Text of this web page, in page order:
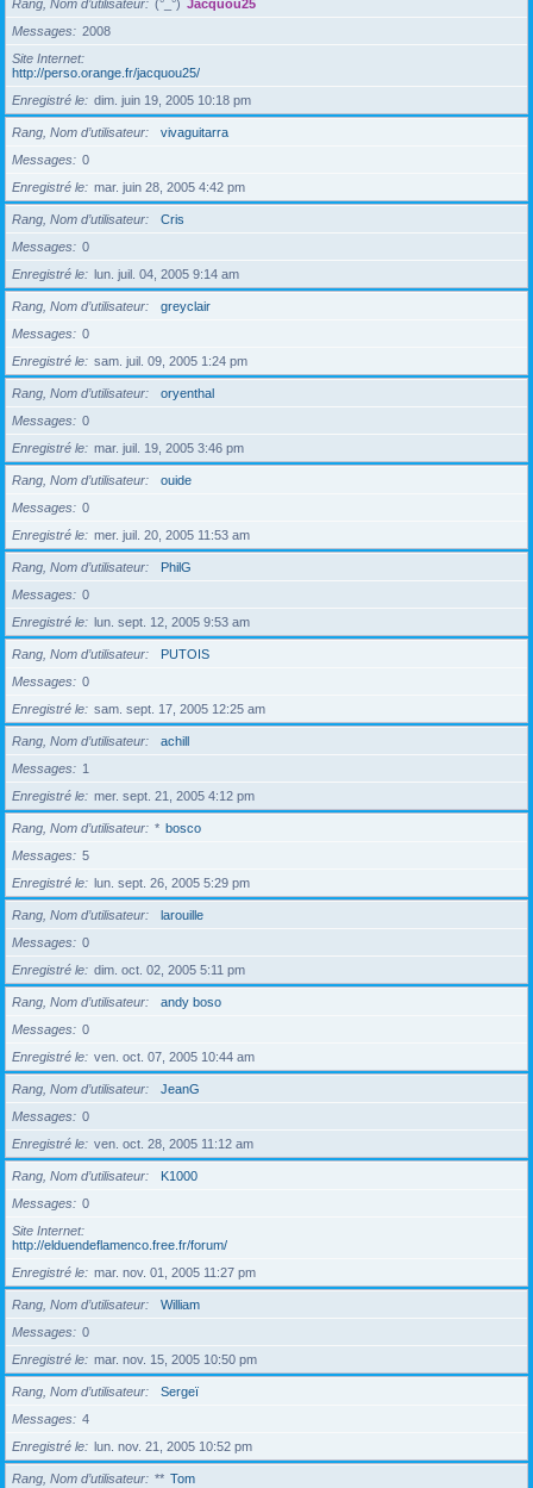
Rang, Nom d’utilisateur (°_°) Jacquou25
Messages
2008
Site Internet
http://perso.orange.fr/jacquou25/
Enregistré le
dim. juin 19, 2005 10:18 pm
Rang, Nom d’utilisateur
vivaguitarra
Messages
0
Enregistré le
mar. juin 28, 2005 4:42 pm
Rang, Nom d’utilisateur
Cris
Messages
0
Enregistré le
lun. juil. 04, 2005 9:14 am
Rang, Nom d’utilisateur
greyclair
Messages
0
Enregistré le
sam. juil. 09, 2005 1:24 pm
Rang, Nom d’utilisateur
oryenthal
Messages
0
Enregistré le
mar. juil. 19, 2005 3:46 pm
Rang, Nom d’utilisateur
ouide
Messages
0
Enregistré le
mer. juil. 20, 2005 11:53 am
Rang, Nom d’utilisateur
PhilG
Messages
0
Enregistré le
lun. sept. 12, 2005 9:53 am
Rang, Nom d’utilisateur
PUTOIS
Messages
0
Enregistré le
sam. sept. 17, 2005 12:25 am
Rang, Nom d’utilisateur
achill
Messages
1
Enregistré le
mer. sept. 21, 2005 4:12 pm
Rang, Nom d’utilisateur * bosco
Messages
5
Enregistré le
lun. sept. 26, 2005 5:29 pm
Rang, Nom d’utilisateur
larouille
Messages
0
Enregistré le
dim. oct. 02, 2005 5:11 pm
Rang, Nom d’utilisateur
andy boso
Messages
0
Enregistré le
ven. oct. 07, 2005 10:44 am
Rang, Nom d’utilisateur
JeanG
Messages
0
Enregistré le
ven. oct. 28, 2005 11:12 am
Rang, Nom d’utilisateur
K1000
Messages
0
Site Internet
http://elduendeflamenco.free.fr/forum/
Enregistré le
mar. nov. 01, 2005 11:27 pm
Rang, Nom d’utilisateur
William
Messages
0
Enregistré le
mar. nov. 15, 2005 10:50 pm
Rang, Nom d’utilisateur
Sergeï
Messages
4
Enregistré le
lun. nov. 21, 2005 10:52 pm
Rang, Nom d’utilisateur ** Tom